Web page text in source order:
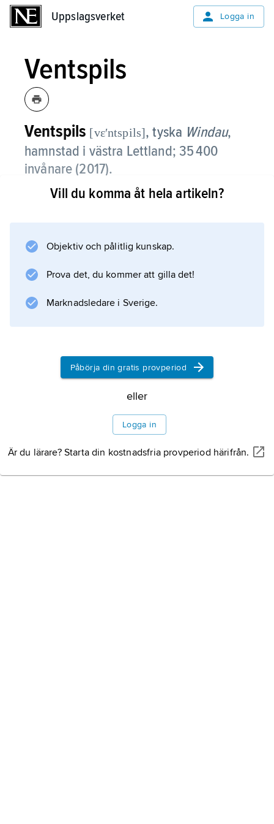
Uppslagsverket Logga in
Ventspils
Ventspils [vɛʹntspils], tyska Windau,
hamnstad i västra Lettland; 35 400
invånare (2017).
Ventspils, som är beläget vid floden Ventas
olja. Näringslivet omfattar i övrigt fisk-, trävaru-
Vill du komma åt hela artikeln?
Objektiv och pålitlig kunskap.
Prova det, du kommer att gilla det!
Marknadsledare i Sverige.
Påbörja din gratis provperiod
eller
Logga in
Är du lärare? Starta din kostnadsfria provperiod härifrån.